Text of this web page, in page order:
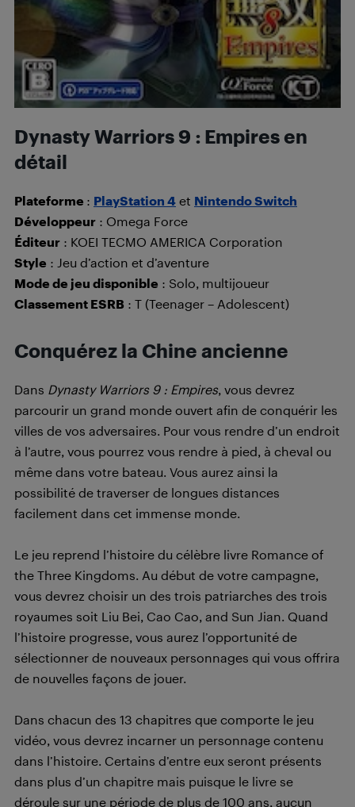
Dynasty Warriors 9 : Empires en
détail
Plateforme : PlayStation 4 et Nintendo Switch
Développeur : Omega Force
Éditeur : KOEI TECMO AMERICA Corporation
Style : Jeu d’action et d’aventure
Mode de jeu disponible : Solo, multijoueur
Classement ESRB : T (Teenager – Adolescent)
Conquérez la Chine ancienne
Dans Dynasty Warriors 9 : Empires, vous devrez
parcourir un grand monde ouvert afin de conquérir les
villes de vos adversaires. Pour vous rendre d’un endroit
à l’autre, vous pourrez vous rendre à pied, à cheval ou
même dans votre bateau. Vous aurez ainsi la
possibilité de traverser de longues distances
facilement dans cet immense monde.
Le jeu reprend l’histoire du célèbre livre Romance of
the Three Kingdoms. Au début de votre campagne,
vous devrez choisir un des trois patriarches des trois
royaumes soit Liu Bei, Cao Cao, and Sun Jian. Quand
l’histoire progresse, vous aurez l’opportunité de
sélectionner de nouveaux personnages qui vous offrira
de nouvelles façons de jouer.
Dans chacun des 13 chapitres que comporte le jeu
vidéo, vous devrez incarner un personnage contenu
dans l’histoire. Certains d’entre eux seront présents
dans plus d’un chapitre mais puisque le livre se
déroule sur une période de plus de 100 ans, aucun